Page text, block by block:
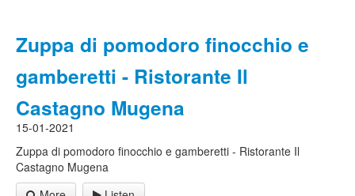
Zuppa di pomodoro finocchio e
gamberetti - Ristorante Il
Castagno Mugena
15-01-2021
Zuppa di pomodoro finocchio e gamberetti - Ristorante Il
Castagno Mugena